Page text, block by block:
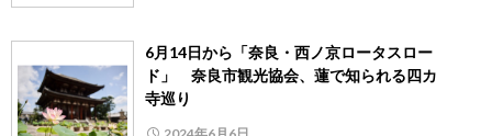
6月14日から「奈良・西ノ京ロータスロー
ド」 奈良市観光協会、蓮で知られる四カ
寺巡り